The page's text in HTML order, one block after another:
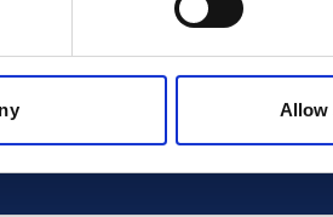
Allow
prodeje